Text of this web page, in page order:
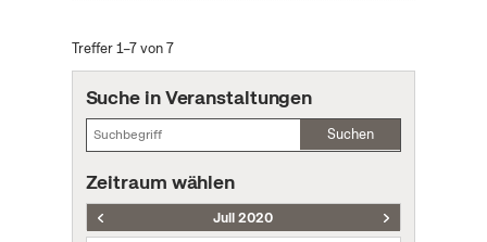
Treffer 1–7 von 7
Suche in Veranstaltungen
Suchen
Zeitraum wählen
Juli 2020